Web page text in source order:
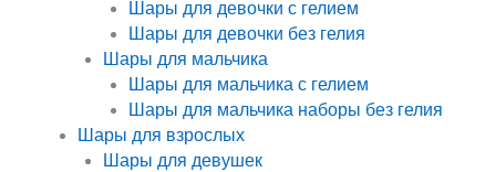
Шары для девочки с гелием
Шары для девочки без гелия
Шары для мальчика
Шары для мальчика с гелием
Шары для мальчика наборы без гелия
Шары для взрослых
Шары для девушек